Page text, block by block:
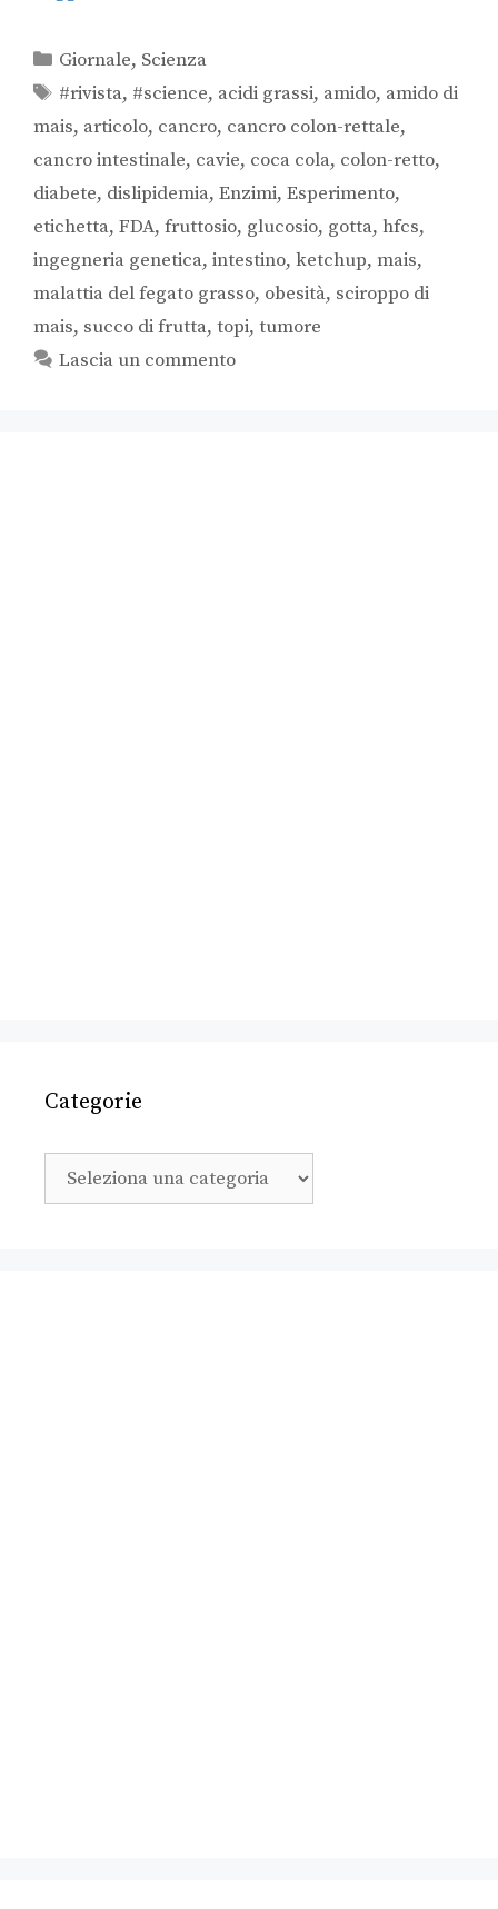
Giornale, Scienza
#rivista, #science, acidi grassi, amido, amido di
mais, articolo, cancro, cancro colon-rettale,
cancro intestinale, cavie, coca cola, colon-retto,
diabete, dislipidemia, Enzimi, Esperimento,
etichetta, FDA, fruttosio, glucosio, gotta, hfcs,
ingegneria genetica, intestino, ketchup, mais,
malattia del fegato grasso, obesità, sciroppo di
mais, succo di frutta, topi, tumore
Lascia un commento
Categorie